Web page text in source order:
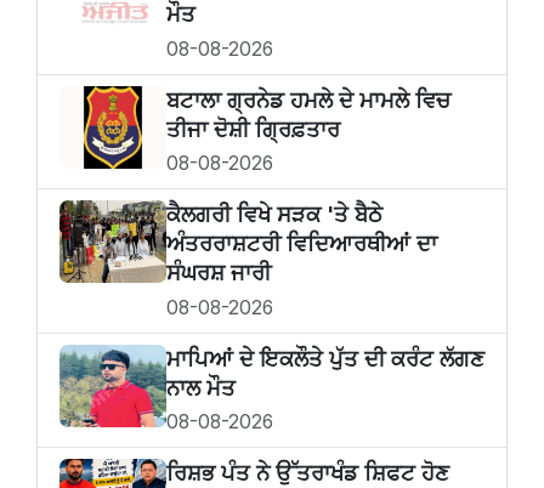
ਮੌਤ
08-08-2026
ਬਟਾਲਾ ਗ੍ਰਨੇਡ ਹਮਲੇ ਦੇ ਮਾਮਲੇ ਵਿਚ
ਤੀਜਾ ਦੋਸ਼ੀ ਗ੍ਰਿਫ਼ਤਾਰ
08-08-2026
ਕੈਲਗਰੀ ਵਿਖੇ ਸੜਕ 'ਤੇ ਬੈਠੇ
ਅੰਤਰਰਾਸ਼ਟਰੀ ਵਿਦਿਆਰਥੀਆਂ ਦਾ
ਸੰਘਰਸ਼ ਜਾਰੀ
08-08-2026
ਮਾਪਿਆਂ ਦੇ ਇਕਲੌਤੇ ਪੁੱਤ ਦੀ ਕਰੰਟ ਲੱਗਣ
ਨਾਲ ਮੌਤ
08-08-2026
ਰਿਸ਼ਭ ਪੰਤ ਨੇ ਉੱਤਰਾਖੰਡ ਸ਼ਿਫਟ ਹੋਣ